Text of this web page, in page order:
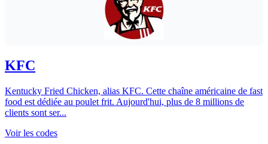
KFC
Kentucky Fried Chicken, alias KFC. Cette chaîne américaine de fast
food est dédiée au poulet frit. Aujourd'hui, plus de 8 millions de
clients sont ser...
Voir les codes